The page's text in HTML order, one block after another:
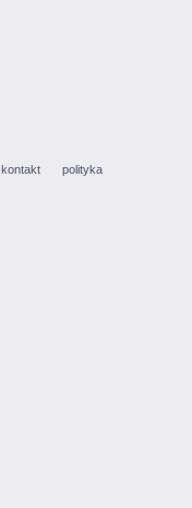
kontakt polityka